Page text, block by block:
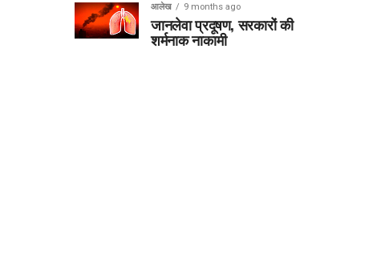
आलेख 9 months ago
जानलेवा प्रदूषण, सरकारों की
शर्मनाक नाकामी